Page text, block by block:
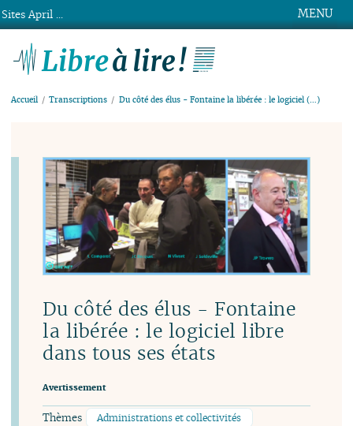
MENU
Accueil Transcriptions Du côté des élus - Fontaine la libérée : le logiciel (…)
Du côté des élus - Fontaine
la libérée : le logiciel libre
dans tous ses états
Avertissement
Thèmes
Administrations et collectivités
Sites April ...